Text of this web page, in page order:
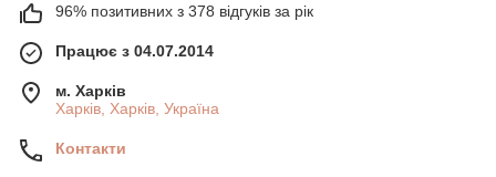
96% позитивних з 378 відгуків за рік
Працює з 04.07.2014
м. Харків
Харків, Харків, Україна
Контакти